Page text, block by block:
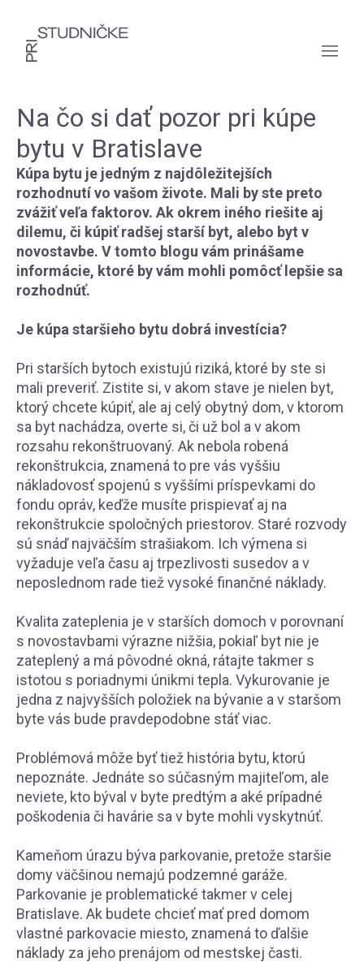
Na čo si dať pozor pri kúpe
bytu v Bratislave
Kúpa bytu je jedným z najdôležitejších
rozhodnutí vo vašom živote. Mali by ste preto
zvážiť veľa faktorov. Ak okrem iného riešite aj
dilemu, či kúpiť radšej starší byt, alebo byt v
novostavbe. V tomto blogu vám prinášame
informácie, ktoré by vám mohli pomôcť lepšie sa
rozhodnúť.
Je kúpa staršieho bytu dobrá investícia?
Pri starších bytoch existujú riziká, ktoré by ste si
mali preveriť. Zistite si, v akom stave je nielen byt,
ktorý chcete kúpiť, ale aj celý obytný dom, v ktorom
sa byt nachádza, overte si, či už bol a v akom
rozsahu rekonštruovaný. Ak nebola robená
rekonštrukcia, znamená to pre vás vyššiu
nákladovosť spojenú s vyššími príspevkami do
fondu opráv, keďže musíte prispievať aj na
rekonštrukcie spoločných priestorov. Staré rozvody
sú snáď najväčším strašiakom. Ich výmena si
vyžaduje veľa času aj trpezlivosti susedov a v
neposlednom rade tiež vysoké finančné náklady.
Kvalita zateplenia je v starších domoch v porovnaní
s novostavbami výrazne nižšia, pokiaľ byt nie je
zateplený a má pôvodné okná, rátajte takmer s
istotou s poriadnymi únikmi tepla. Vykurovanie je
jedna z najvyšších položiek na bývanie a v staršom
byte vás bude pravdepodobne stáť viac.
Problémová môže byť tiež história bytu, ktorú
nepoznáte. Jednáte so súčasným majiteľom, ale
neviete, kto býval v byte predtým a aké prípadné
poškodenia či havárie sa v byte mohli vyskytnúť.
Kameňom úrazu býva parkovanie, pretože staršie
domy väčšinou nemajú podzemné garáže.
Parkovanie je problematické takmer v celej
Bratislave. Ak budete chcieť mať pred domom
vlastné parkovacie miesto, znamená to ďalšie
náklady za jeho prenájom od mestskej časti.